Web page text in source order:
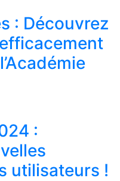
: Découvrez
:
utilisateurs !